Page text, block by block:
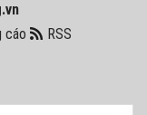
cáo RSS